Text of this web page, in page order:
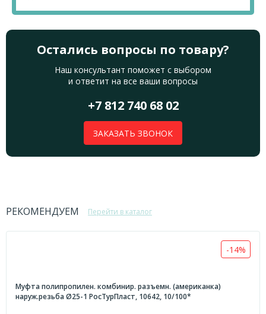
Остались вопросы по товару?
Наш консультант поможет с выбором
и ответит на все ваши вопросы
+7 812 740 68 02
ЗАКАЗАТЬ ЗВОНОК
РЕКОМЕНДУЕМ Перейти в каталог
-14%
Муфта полипропилен. комбинир. разъемн. (американка)
наруж.резьба Ø25-1 РосТурПласт, 10642, 10/100*